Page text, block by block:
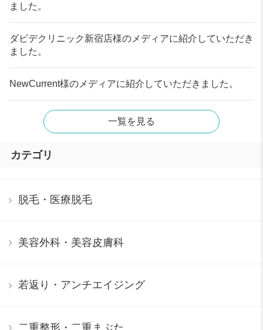
ました。
ダビデクリニック新宿店様のメディアに紹介していただき
ました。
NewCurrent様のメディアに紹介していただきました。
一覧を見る
カテゴリ
脱毛・医療脱毛
美容外科・美容皮膚科
若返り・アンチエイジング
二重整形・二重まぶた